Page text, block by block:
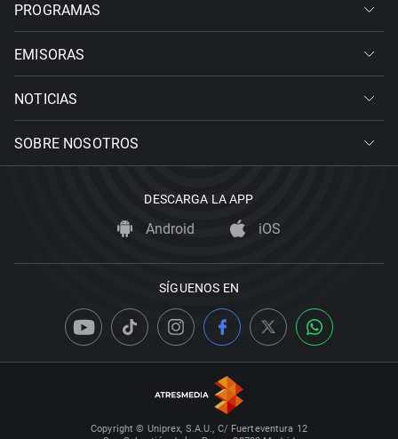
PROGRAMAS
EMISORAS
NOTICIAS
SOBRE NOSOTROS
DESCARGA LA APP
Android iOS
SÍGUENOS EN
Copyright © Uniprex, S.A.U., C/ Fuerteventura 12